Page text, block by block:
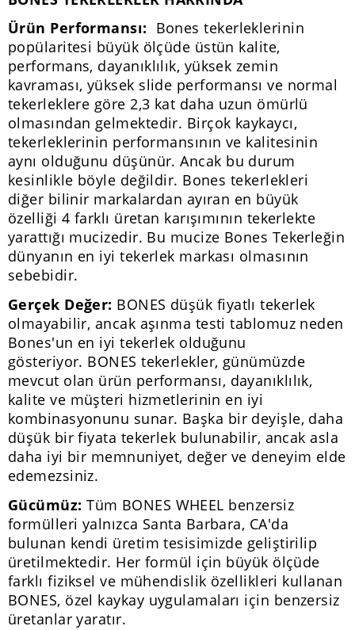
Ürün Performansı: Bones tekerleklerinin
popülaritesi büyük ölçüde üstün kalite,
performans, dayanıklılık, yüksek zemin
kavraması, yüksek slide performansı ve normal
tekerleklere göre 2,3 kat daha uzun ömürlü
olmasından gelmektedir. Birçok kaykaycı,
tekerleklerinin performansının ve kalitesinin
aynı olduğunu düşünür. Ancak bu durum
kesinlikle böyle değildir. Bones tekerlekleri
diğer bilinir markalardan ayıran en büyük
özelliği 4 farklı üretan karışımının tekerlekte
yarattığı mucizedir. Bu mucize Bones Tekerleğin
dünyanın en iyi tekerlek markası olmasının
sebebidir.
Gerçek Değer: BONES düşük fiyatlı tekerlek
olmayabilir, ancak aşınma testi tablomuz neden
Bones'un en iyi tekerlek olduğunu
gösteriyor. BONES tekerlekler, günümüzde
mevcut olan ürün performansı, dayanıklılık,
kalite ve müşteri hizmetlerinin en iyi
kombinasyonunu sunar. Başka bir deyişle, daha
düşük bir fiyata tekerlek bulunabilir, ancak asla
daha iyi bir memnuniyet, değer ve deneyim elde
edemezsiniz.
Gücümüz: Tüm BONES WHEEL benzersiz
formülleri yalnızca Santa Barbara, CA'da
bulunan kendi üretim tesisimizde geliştirilip
üretilmektedir. Her formül için büyük ölçüde
farklı fiziksel ve mühendislik özellikleri kullanan
BONES, özel kaykay uygulamaları için benzersiz
üretanlar yaratır.